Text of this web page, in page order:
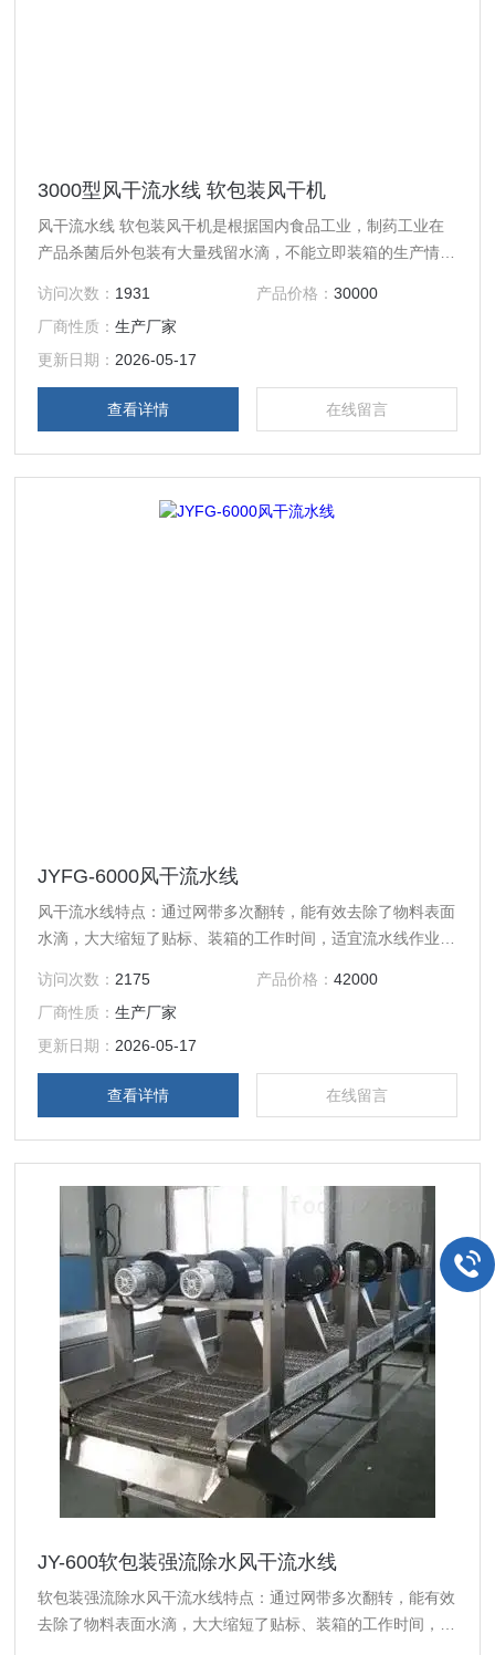
3000型风干流水线 软包装风干机
风干流水线 软包装风干机是根据国内食品工业，制药工业在
产品杀菌后外包装有大量残留水滴，不能立即装箱的生产情况
除水）相比较，该设备操作简单，使用方便（只需接上电源即
可使用）！机体体积小、除水率高（达99%以上），节能50%
以上。且包装物表面无水垢污染。
访问次数： 1931 产品价格： 30000
厂商性质：生产厂家
更新日期： 2026-05-17
查看详情 在线留言
JYFG-6000风干流水线
风干流水线特点：通过网带多次翻转，能有效去除了物料表面
水滴，大大缩短了贴标、装箱的工作时间，适宜流水线作业，
身的色泽和品质。
访问次数： 2175 产品价格： 42000
厂商性质：生产厂家
更新日期： 2026-05-17
查看详情 在线留言
JY-600软包装强流除水风干流水线
软包装强流除水风干流水线特点：通过网带多次翻转，能有效
去除了物料表面水滴，大大缩短了贴标、装箱的工作时间，适